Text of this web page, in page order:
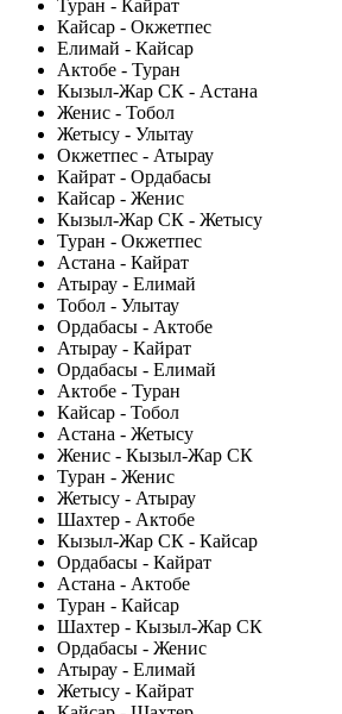
Туран - Кайрат
Кайсар - Окжетпес
Елимай - Кайсар
Актобе - Туран
Кызыл-Жар СК - Астана
Женис - Тобол
Жетысу - Улытау
Окжетпес - Атырау
Кайрат - Ордабасы
Кайсар - Женис
Кызыл-Жар СК - Жетысу
Туран - Окжетпес
Астана - Кайрат
Атырау - Елимай
Тобол - Улытау
Ордабасы - Актобе
Атырау - Кайрат
Ордабасы - Елимай
Актобе - Туран
Кайсар - Тобол
Астана - Жетысу
Женис - Кызыл-Жар СК
Туран - Женис
Жетысу - Атырау
Шахтер - Актобе
Кызыл-Жар СК - Кайсар
Ордабасы - Кайрат
Астана - Актобе
Туран - Кайсар
Шахтер - Кызыл-Жар СК
Ордабасы - Женис
Атырау - Елимай
Жетысу - Кайрат